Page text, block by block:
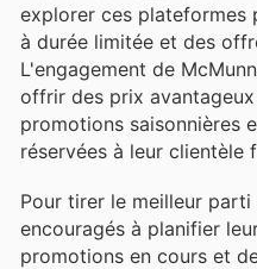
explorer ces plateformes
à durée limitée et des
L'engagement de
offrir des prix
promotions saisonnières
réservées à leur clientèle
Pour tirer le meilleur
encouragés à planifier
promotions en cours et